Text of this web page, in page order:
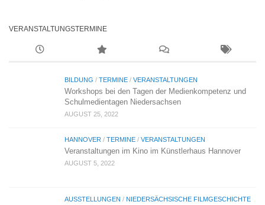
VERANSTALTUNGSTERMINE
BILDUNG / TERMINE / VERANSTALTUNGEN
Workshops bei den Tagen der Medienkompetenz und
Schulmedientagen Niedersachsen
AUGUST 25, 2022
HANNOVER / TERMINE / VERANSTALTUNGEN
Veranstaltungen im Kino im Künstlerhaus Hannover
AUGUST 5, 2022
AUSSTELLUNGEN / NIEDERSÄCHSISCHE FILMGESCHICHTE